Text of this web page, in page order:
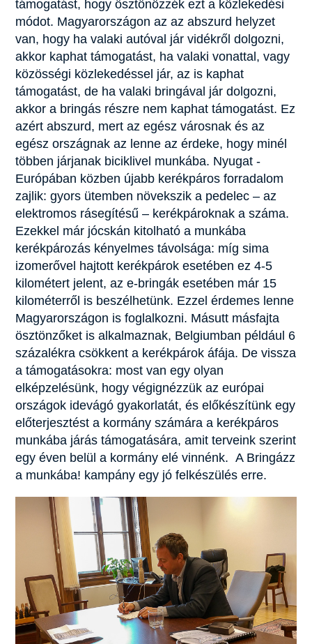
támogatást, hogy ösztönözzék ezt a közlekedési
módot. Magyarországon az az abszurd helyzet
van, hogy ha valaki autóval jár vidékről dolgozni,
akkor kaphat támogatást, ha valaki vonattal, vagy
közösségi közlekedéssel jár, az is kaphat
támogatást, de ha valaki bringával jár dolgozni,
akkor a bringás részre nem kaphat támogatást. Ez
azért abszurd, mert az egész városnak és az
egész országnak az lenne az érdeke, hogy minél
többen járjanak biciklivel munkába. Nyugat -
Európában közben újabb kerékpáros forradalom
zajlik: gyors ütemben növekszik a pedelec – az
elektromos rásegítésű – kerékpároknak a száma.
Ezekkel már jócskán kitolható a munkába
kerékpározás kényelmes távolsága: míg sima
izomerővel hajtott kerékpárok esetében ez 4-5
kilométert jelent, az e-bringák esetében már 15
kilométerről is beszélhetünk. Ezzel érdemes lenne
Magyarországon is foglalkozni. Másutt másfajta
ösztönzőket is alkalmaznak, Belgiumban például 6
százalékra csökkent a kerékpárok áfája. De vissza
a támogatásokra: most van egy olyan
elképzelésünk, hogy végignézzük az európai
országok idevágó gyakorlatát, és előkészítünk egy
előterjesztést a kormány számára a kerékpáros
munkába járás támogatására, amit terveink szerint
egy éven belül a kormány elé vinnénk. A Bringázz
a munkába! kampány egy jó felkészülés erre.